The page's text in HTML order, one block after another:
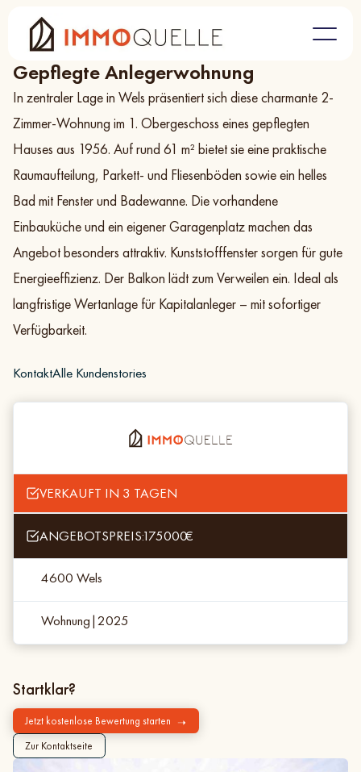
Referenzen /Gepflegte Anlegerwohnung in Wels
Gepflegte Anlegerwohnung
In zentraler Lage in Wels präsentiert sich diese charmante 2-
Zimmer-Wohnung im 1. Obergeschoss eines gepflegten
Hauses aus 1956. Auf rund 61 m² bietet sie eine praktische
Raumaufteilung, Parkett- und Fliesenböden sowie ein helles
Bad mit Fenster und Badewanne. Die vorhandene
Einbauküche und ein eigener Garagenplatz machen das
Angebot besonders attraktiv. Kunststofffenster sorgen für gute
Energieeffizienz. Der Balkon lädt zum Verweilen ein. Ideal als
langfristige Wertanlage für Kapitalanleger – mit sofortiger
Verfügbarkeit.
KontaktAlle Kundenstories
VERKAUFT IN 3 TAGEN
ANGEBOTSPREIS:175000€
4600 Wels
Wohnung|2025
Startklar?
Jetzt kostenlose Bewertung starten ➝
Zur Kontaktseite